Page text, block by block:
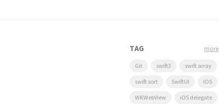
TAG
Git swift3 swift array
swift sort SwiftUI IOS
WKWebView iOS delegate
more